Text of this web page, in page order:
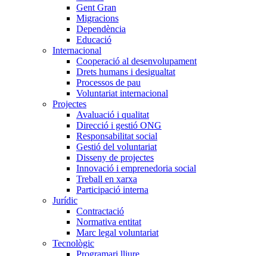
Gent Gran
Migracions
Dependència
Educació
Internacional
Cooperació al desenvolupament
Drets humans i desigualtat
Processos de pau
Voluntariat internacional
Projectes
Avaluació i qualitat
Direcció i gestió ONG
Responsabilitat social
Gestió del voluntariat
Disseny de projectes
Innovació i emprenedoria social
Treball en xarxa
Participació interna
Jurídic
Contractació
Normativa entitat
Marc legal voluntariat
Tecnològic